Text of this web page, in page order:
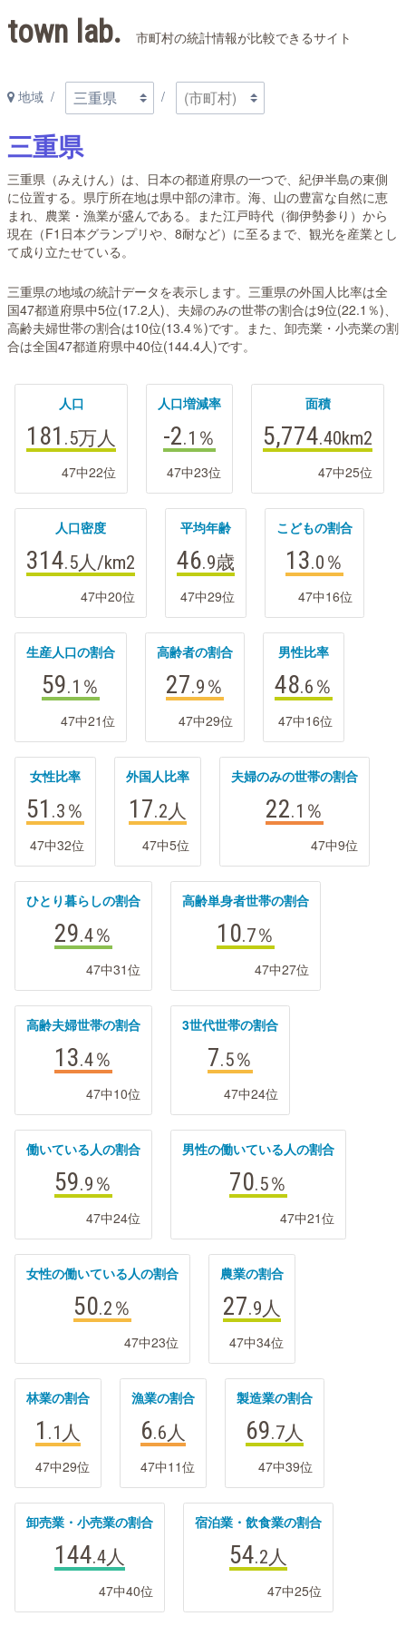
town lab. 市町村の統計情報が比較できるサイト
地域
三重県
三重県（みえけん）は、日本の都道府県の一つで、紀伊半島の東側
に位置する。県庁所在地は県中部の津市。海、山の豊富な自然に恵
まれ、農業・漁業が盛んである。また江戸時代（御伊勢参り）から
現在（F1日本グランプリや、8耐など）に至るまで、観光を産業とし
て成り立たせている。
三重県の地域の統計データを表示します。三重県の外国人比率は全
国47都道府県中5位(17.2人)、夫婦のみの世帯の割合は9位(22.1％)、
高齢夫婦世帯の割合は10位(13.4％)です。また、卸売業・小売業の割
合は全国47都道府県中40位(144.4人)です。
人口
181 .5万人
47中22位
人口増減率
-2.1 ％
47中23位
面積
5,774.40km2
47中25位
人口密度
314.5人/km2
47中20位
平均年齢
46.9歳
47中29位
こどもの割合
13.0 ％
47中16位
生産人口の割合
59.1 ％
47中21位
高齢者の割合
27.9 ％
47中29位
男性比率
48.6 ％
47中16位
女性比率
51 .3 ％
47中32位
外国人比率
17.2人
47中5位
夫婦のみの世帯の割合
22.1 ％
47中9位
ひとり暮らしの割合
29.4％
47中31位
高齢単身者世帯の割合
10.7％
47中27位
高齢夫婦世帯の割合
13.4％
47中10位
3世代世帯の割合
7.5％
47中24位
働いている人の割合
59.9 ％
47中24位
男性の働いている人の割合
70.5％
47中21位
女性の働いている人の割合
50.2 ％
47中23位
農業の割合
27.9人
47中34位
林業の割合
1 .1 人
47中29位
漁業の割合
6.6人
47中11位
製造業の割合
69.7人
47中39位
卸売業・小売業の割合
144.4人
47中40位
宿泊業・飲食業の割合
54.2人
47中25位